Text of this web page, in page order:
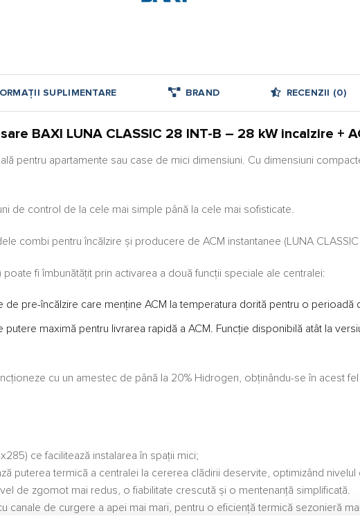
SUPLIMENTARE BRAND RECENZII (0)
BAXI LUNA CLASSIC 28 INT-B – 28 kW incalzire +
pentru apartamente sau case de mici dimensiuni. Cu dimensiuni
de control de la cele mai simple până la cele mai sofisticate.
combi pentru încălzire și producere de ACM instantanee (LUNA
fi îmbunătățit prin activarea a două funcții speciale ale centralei:
pre-încălzire care menține ACM la temperatura dorită pentru o
maximă pentru livrarea rapidă a ACM. Funcție disponibilă atât la
cu un amestec de până la 20% Hidrogen, obținându-se în acest
ce facilitează instalarea în spații mici;
puterea termică a centralei la cererea clădirii deservite, optimizând
de zgomot mai redus, o fiabilitate crescută și o mentenanță simplificată.
canale de curgere a apei mai mari, pentru o eficiență termică sezonieră